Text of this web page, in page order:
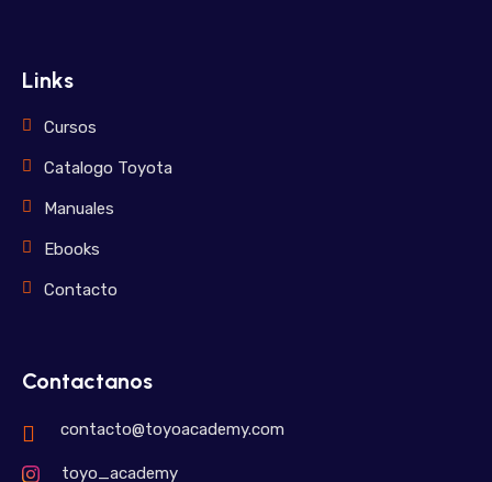
Links
Cursos
Catalogo Toyota
Manuales
Ebooks
Contacto
Contactanos
contacto@toyoacademy.com
toyo_academy